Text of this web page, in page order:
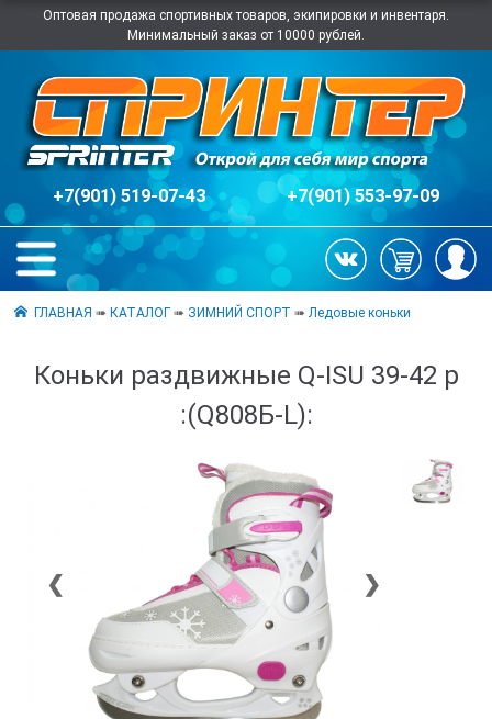
Оптовая продажа спортивных товаров, экипировки и инвентаря.
Минимальный заказ от 10000 рублей.
+7(901) 519-07-43 +7(901) 553-97-09
ГЛАВНАЯ ➠КАТАЛОГ ➠ ЗИМНИЙ СПОРТ ➠ Ледовые коньки
Коньки раздвижные Q-ISU 39-42 р
:(Q808Б-L):
❮ ❯